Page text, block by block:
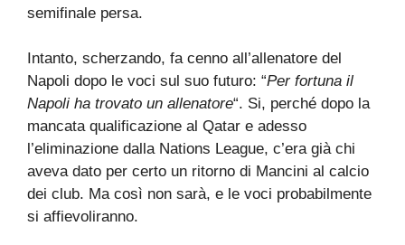
semifinale persa.
Intanto, scherzando, fa cenno all’allenatore del
Napoli dopo le voci sul suo futuro: “Per fortuna il
Napoli ha trovato un allenatore“. Si, perché dopo la
mancata qualificazione al Qatar e adesso
l’eliminazione dalla Nations League, c’era già chi
aveva dato per certo un ritorno di Mancini al calcio
dei club. Ma così non sarà, e le voci probabilmente
si affievoliranno.